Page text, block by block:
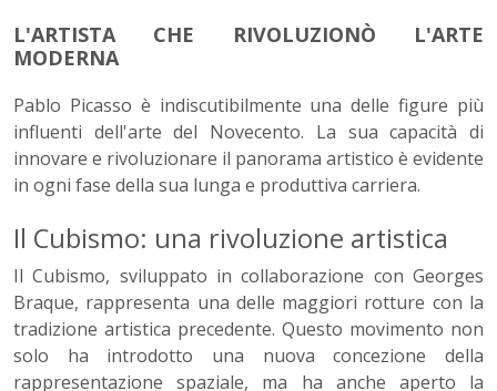
L'ARTISTA CHE RIVOLUZIONÒ L'ARTE
MODERNA
Pablo Picasso è indiscutibilmente una delle figure più
influenti dell'arte del Novecento. La sua capacità di
innovare e rivoluzionare il panorama artistico è evidente
in ogni fase della sua lunga e produttiva carriera.
Il Cubismo: una rivoluzione artistica
Il Cubismo, sviluppato in collaborazione con Georges
Braque, rappresenta una delle maggiori rotture con la
tradizione artistica precedente. Questo movimento non
solo ha introdotto una nuova concezione della
rappresentazione spaziale, ma ha anche aperto la